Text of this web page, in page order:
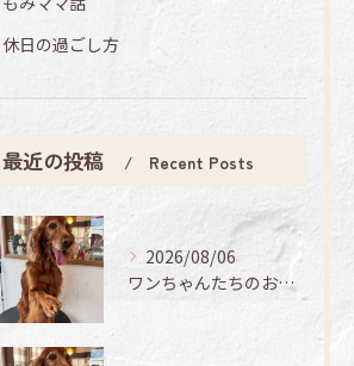
休日の過ごし方
最近の投稿 Recent Posts
2026/08/06
ワンちゃんたちのお手入れ日記🐶✨